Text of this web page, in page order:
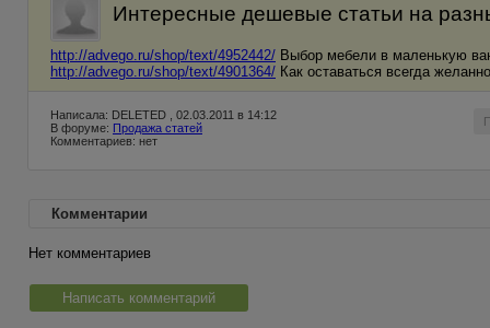
Интересные дешевые статьи на
http://advego.ru/shop/text/4952442/ Выбор мебели в маленькую
http://advego.ru/shop/text/4901364/ Как оставаться всегда
Написала: DELETED , 02.03.2011 в 14:12
В форуме: Продажа статей
Комментариев: нет
Комментарии
Нет комментариев
Написать комментарий